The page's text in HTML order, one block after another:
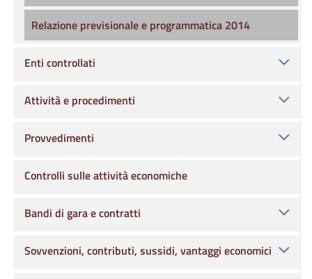
Relazione previsionale e programmatica 2014
Enti controllati
Attività e procedimenti
Provvedimenti
Controlli sulle attività economiche
Bandi di gara e contratti
Sovvenzioni, contributi, sussidi, vantaggi economici